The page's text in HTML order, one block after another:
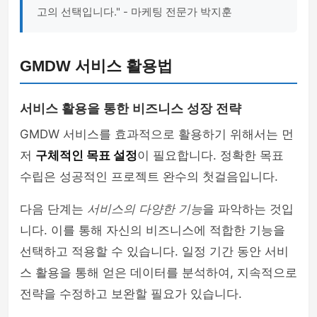
고의 선택입니다." - 마케팅 전문가 박지훈
GMDW 서비스 활용법
서비스 활용을 통한 비즈니스 성장 전략
GMDW 서비스를 효과적으로 활용하기 위해서는 먼
저 구체적인 목표 설정이 필요합니다. 정확한 목표
수립은 성공적인 프로젝트 완수의 첫걸음입니다.
다음 단계는 서비스의 다양한 기능을 파악하는 것입
니다. 이를 통해 자신의 비즈니스에 적합한 기능을
선택하고 적용할 수 있습니다. 일정 기간 동안 서비
스 활용을 통해 얻은 데이터를 분석하여, 지속적으로
전략을 수정하고 보완할 필요가 있습니다.